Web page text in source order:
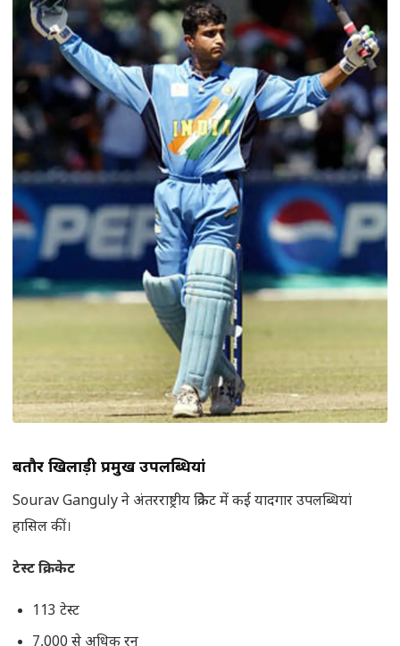
बतौर खिलाड़ी प्रमुख उपलब्धियां
Sourav Ganguly ने अंतरराष्ट्रीय क्रिकेट में कई यादगार उपलब्धियां
हासिल कीं।
टेस्ट क्रिकेट
113 टेस्ट